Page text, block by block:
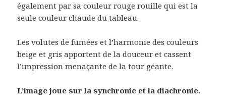
également par sa couleur rouge rouille qui est la
seule couleur chaude du tableau.
Les volutes de fumées et l’harmonie des couleurs
beige et gris apportent de la douceur et cassent
l’impression menaçante de la tour géante.
L’image joue sur la synchronie et la diachronie.